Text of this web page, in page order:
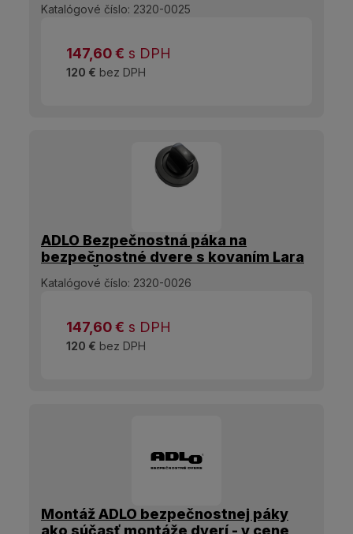
Katalógové číslo: 2320-0025
147,60€ s DPH
120 € bez DPH
ADLO Bezpečnostná páka na
bezpečnostné dvere s kovaním Lara
Katalógové číslo: 2320-0026
147,60€ s DPH
120 € bez DPH
Montáž ADLO bezpečnostnej páky
ako súčasť montáže dverí - v cene